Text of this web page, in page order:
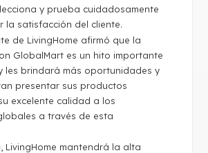
y prueba cuidadosamente
la satisfacción del cliente.
de LivingHome afirmó que la
GlobalMart es un hito importante
les brindará más oportunidades y
presentar sus productos
excelente calidad a los
a través de esta
LivingHome mantendrá la alta